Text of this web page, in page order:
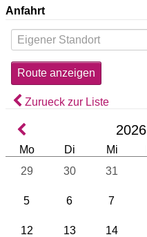
Anfahrt
Zurueck zur Liste
2026
Mo Di Mi
29
30 31
5 6 7
12 13 14